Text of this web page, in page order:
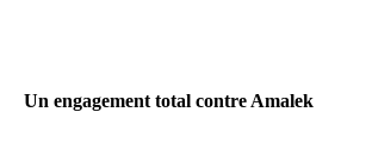
Un engagement total contre Amalek